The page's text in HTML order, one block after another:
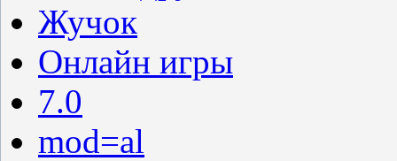
Жучок
Онлайн игры
7.0
mod=al